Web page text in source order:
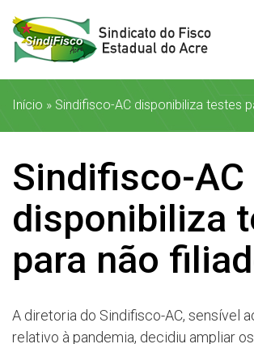
Início » Sindifisco-AC disponibiliza testes
Sindifisco-AC
disponibiliza
para não
A diretoria do Sindifisco-AC, sensível
relativo à pandemia, decidiu ampliar